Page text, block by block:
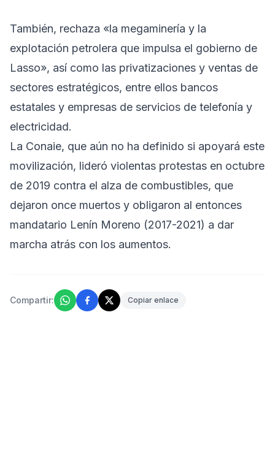
También, rechaza «la megaminería y la
explotación petrolera que impulsa el gobierno de
Lasso», así como las privatizaciones y ventas de
sectores estratégicos, entre ellos bancos
estatales y empresas de servicios de telefonía y
electricidad.
La Conaie, que aún no ha definido si apoyará este
movilización, lideró violentas protestas en octubre
de 2019 contra el alza de combustibles, que
dejaron once muertos y obligaron al entonces
mandatario Lenín Moreno (2017-2021) a dar
marcha atrás con los aumentos.
Compartir: Copiar enlace